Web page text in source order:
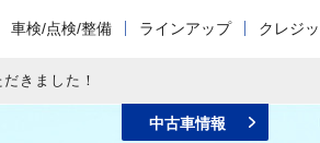
車検/点検/整備 ラインアップ クレジ
きました！
中古車情報